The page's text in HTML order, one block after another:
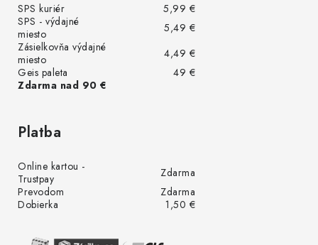
SPS kuriér
5,99 €
SPS - výdajné
miesto
5,49 €
Zásielkovňa výdajné
miesto
4,49 €
Geis paleta
49 €
Zdarma nad 90 €
Platba
Online kartou -
Trustpay
Zdarma
Prevodom
Zdarma
Dobierka
1,50 €